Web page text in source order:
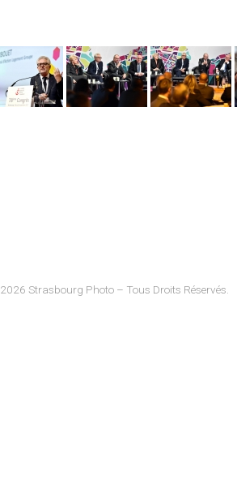
Strasbourg Photo – Tous Droits Réservés.